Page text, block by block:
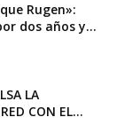
Rugen»:
dos años y...
LA
CON EL...